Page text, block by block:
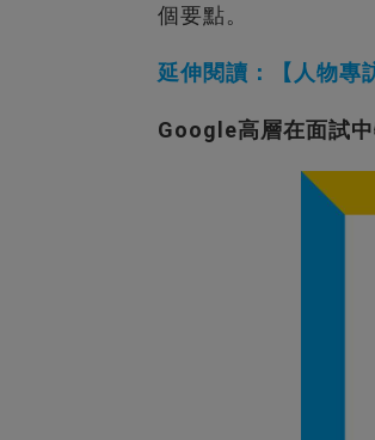
個要點。
延伸閱讀：【人物專
Google高層在面試中